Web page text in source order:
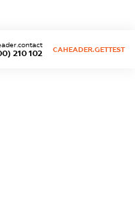
210 102 CAHEADER.GETTEST